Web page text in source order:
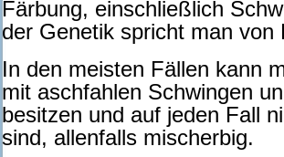
Färbung, einschließlich
der Genetik spricht man von
In den meisten Fällen kann
mit aschfahlen Schwingen
besitzen und auf jeden Fall
sind, allenfalls mischerbig.